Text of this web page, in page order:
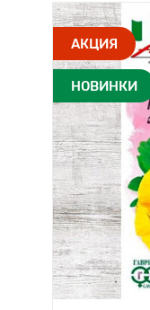
АКЦИЯ
НОВИНКИ